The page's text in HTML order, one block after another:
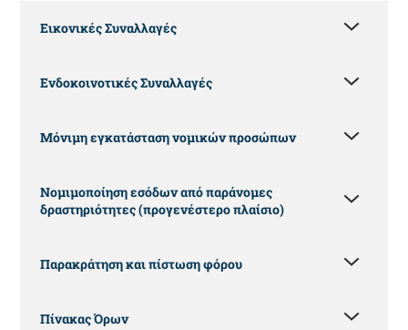
Εικονικές Συναλλαγές
Ενδοκοινοτικές Συναλλαγές
Μόνιμη εγκατάσταση νομικών προσώπων
Νομιμοποίηση εσόδων από παράνομες
δραστηριότητες (προγενέστερο πλαίσιο)
Παρακράτηση και πίστωση φόρου
Πίνακας Όρων